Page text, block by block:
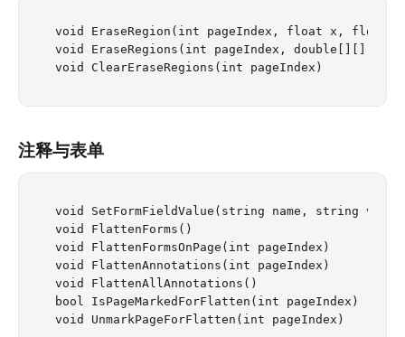
void EraseRegion(int pageIndex, float x,
void EraseRegions(int pageIndex, double[][]
注释与表单
void SetFormFieldValue(string name, string
void FlattenForms()
void FlattenFormsOnPage(int pageIndex)
void FlattenAnnotations(int pageIndex)
void FlattenAllAnnotations()
bool IsPageMarkedForFlatten(int pageIndex)